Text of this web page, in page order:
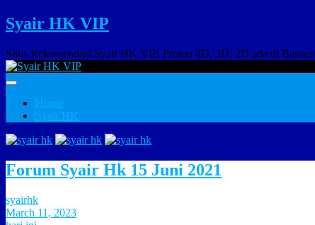
Syair HK VIP
Situs Rekomendasi Syair HK VIP. Promo 4D, 3D, 2D ada di Banner
Home
Syair HK
Forum Syair Hk 15 Juni 2021
syairhk
March 11, 2023